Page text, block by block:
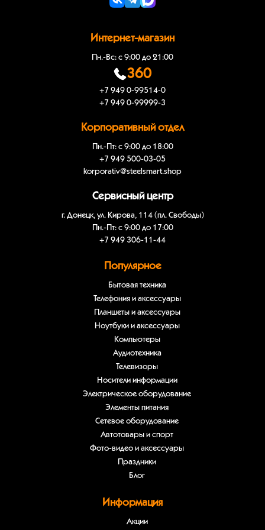
Интернет-магазин
Пн.-Вс: с 9:00 до 21:00
360
+7 949 0-99514-0
+7 949 0-99999-3
Корпоративный отдел
Пн.-Пт: с 9:00 до 18:00
+7 949 500-03-05
korporativ@steelsmart.shop
Сервисный центр
г. Донецк, ул. Кирова, 114 (пл. Свободы)
Пн.-Пт: с 9:00 до 17:00
+7 949 306-11-44
Популярное
Бытовая техника
Телефония и аксессуары
Планшеты и аксессуары
Ноутбуки и аксессуары
Компьютеры
Аудиотехника
Телевизоры
Носители информации
Электрическое оборудование
Элементы питания
Сетевое оборудование
Автотовары и спорт
Фото-видео и аксессуары
Праздники
Блог
Информация
Акции